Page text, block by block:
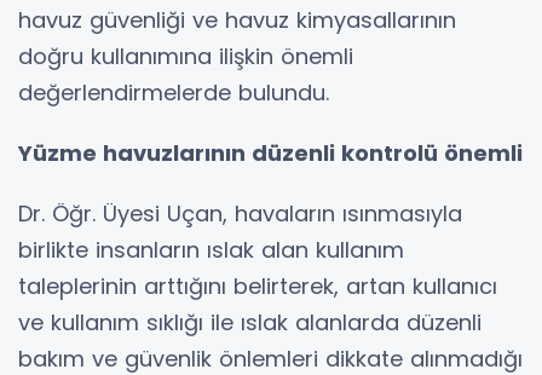
havuz güvenliği ve havuz kimyasallarının
doğru kullanımına ilişkin önemli
değerlendirmelerde bulundu.
Yüzme havuzlarının düzenli kontrolü önemli
Dr. Öğr. Üyesi Uçan, havaların ısınmasıyla
birlikte insanların ıslak alan kullanım
taleplerinin arttığını belirterek, artan kullanıcı
ve kullanım sıklığı ile ıslak alanlarda düzenli
bakım ve güvenlik önlemleri dikkate alınmadığı